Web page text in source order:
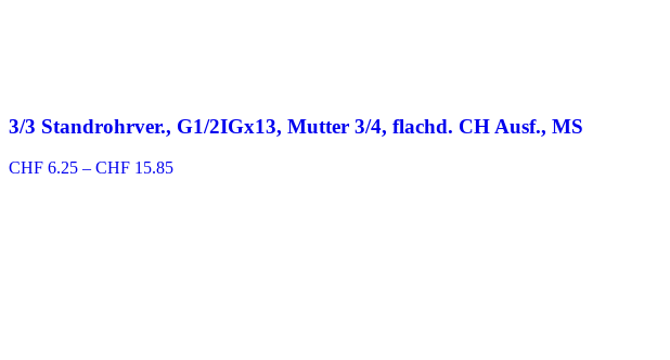
3/3 Standrohrver., G1/2IGx13, Mutter 3/4, flachd. CH Ausf., MS
CHF 6.25 – CHF 15.85Preisspanne: